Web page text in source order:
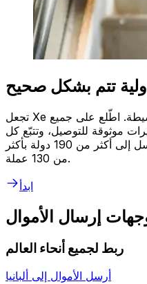
تتم بشكل صحيح
تجعل Xe التحويلات المالية الدولية سهلة وبسيطة. اطّلع على جميع
موثوقة للتوصيل، وتتبّع كل
عملية نقل في الوقت الفعلي. أرسل إلى أكثر من 190 دولة بأكثر
من 130 عملة.
ابدأ
إرسال الأموال
ربط لجميع أنحاء العالم
أرسل الأموال إلى ألبانيا